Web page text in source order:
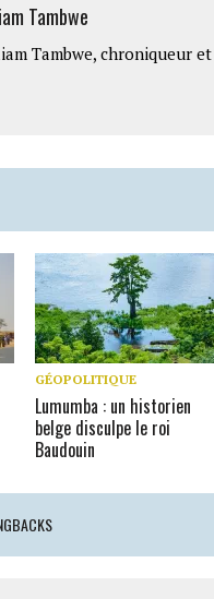
Tambwe
Tambwe, chroniqueur
GÉOPOLITIQUE
Lumumba : un historien
belge disculpe le roi
Baudouin